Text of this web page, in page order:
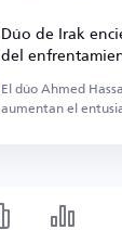
Dúo de Irak
del
El dúo Ahmed
aumentan el